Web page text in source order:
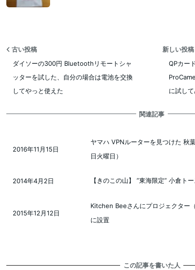
古い投稿
ダイソーの300円 Bluetoothリモートシャ
ッターを試した、自分の場合は電池を交換
してやっと使えた
新しい投稿
QPカー
に試し
関連記事
ヤマハ VPNルーターを見つけた 秋
日火曜日）
2016年11月15日
【きのこの山】 ”東海限定” 小倉ト
2014年4月2日
Kitchen Beeさんにプロジェクター
に設置
2015年12月12日
この記事を書いた人